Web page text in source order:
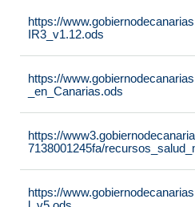
https://
IR3_v1.12.ods
https://
_en_Canarias.ods
https://
7138001245fa/
https://